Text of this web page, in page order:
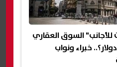
السوق العقاري
مليار دولار؟.. خبراء ونواب